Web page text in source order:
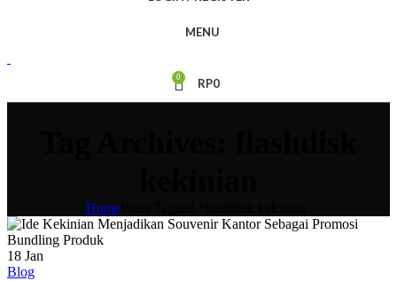
MENU
0 RP0
HomePosts Tagged "flashdisk kekinian"
18 Jan
Blog